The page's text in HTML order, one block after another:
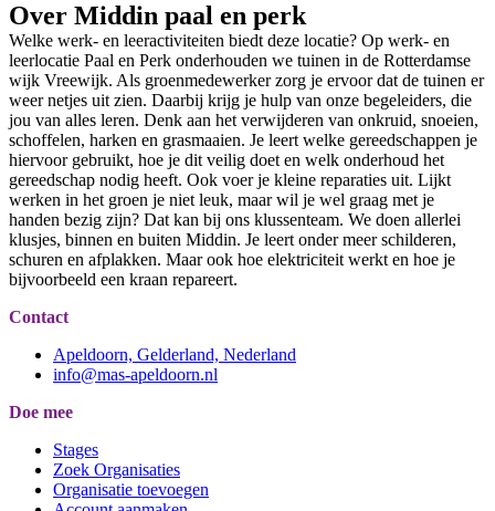
Over Middin paal en perk
Welke werk- en leeractiviteiten biedt deze locatie? Op werk- en
leerlocatie Paal en Perk onderhouden we tuinen in de Rotterdamse
wijk Vreewijk. Als groenmedewerker zorg je ervoor dat de tuinen er
weer netjes uit zien. Daarbij krijg je hulp van onze begeleiders, die
jou van alles leren. Denk aan het verwijderen van onkruid, snoeien,
schoffelen, harken en grasmaaien. Je leert welke gereedschappen je
hiervoor gebruikt, hoe je dit veilig doet en welk onderhoud het
gereedschap nodig heeft. Ook voer je kleine reparaties uit. Lijkt
werken in het groen je niet leuk, maar wil je wel graag met je
handen bezig zijn? Dat kan bij ons klussenteam. We doen allerlei
klusjes, binnen en buiten Middin. Je leert onder meer schilderen,
schuren en afplakken. Maar ook hoe elektriciteit werkt en hoe je
bijvoorbeeld een kraan repareert.
Contact
Apeldoorn, Gelderland, Nederland
info@mas-apeldoorn.nl
Doe mee
Stages
Zoek Organisaties
Organisatie toevoegen